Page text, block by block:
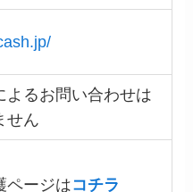
よるお問い合わせは
せん
ページはコチラ